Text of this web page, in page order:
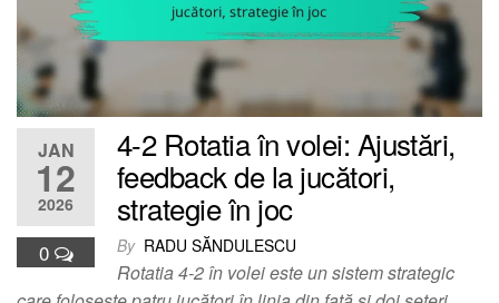
JAN
12
2026
0
4-2 Rotatia în volei: Ajustări,
feedback de la jucători,
strategie în joc
By RADU SĂNDULESCU
Rotatia 4-2 în volei este un sistem strategic